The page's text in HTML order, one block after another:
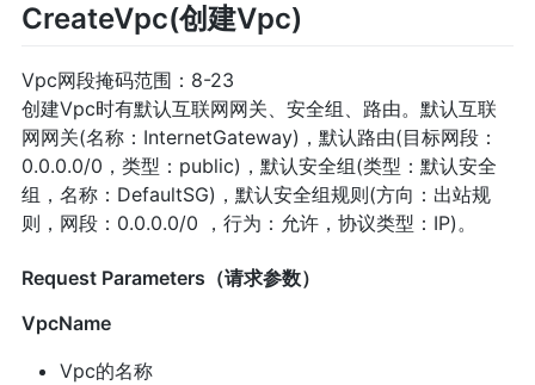
CreateVpc(创建Vpc)
Vpc网段掩码范围：8-23
创建Vpc时有默认互联网网关、安全组、路由。默认互联
网网关(名称：InternetGateway)，默认路由(目标网段：
0.0.0.0/0，类型：public)，默认安全组(类型：默认安全
组，名称：DefaultSG)，默认安全组规则(方向：出站规
则，网段：0.0.0.0/0 ，行为：允许，协议类型：IP)。
Request Parameters（请求参数）
VpcName
Vpc的名称